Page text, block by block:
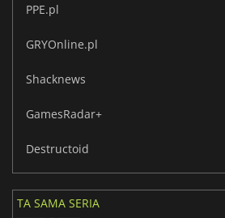
PPE.pl
GRYOnline.pl
Shacknews
GamesRadar+
Destructoid
TA SAMA SERIA